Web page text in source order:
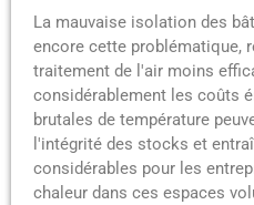
La mauvaise isolation des
encore cette problématique,
traitement de l'air moins
considérablement les coûts
brutales de température
l'intégrité des stocks et
considérables pour les
chaleur dans ces espaces